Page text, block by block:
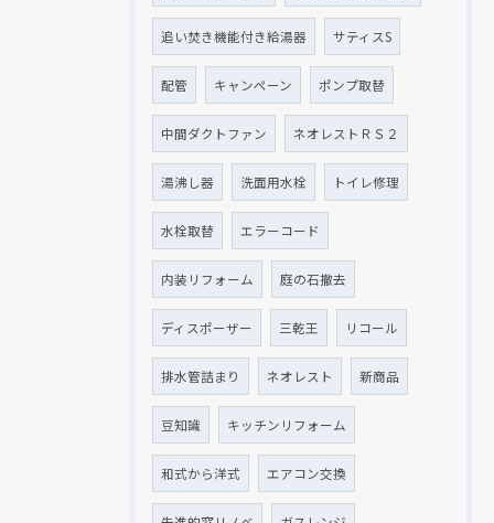
追い焚き機能付き給湯器 サティスS
配管 キャンペーン ポンプ取替
中間ダクトファン ネオレストＲＳ２
湯沸し器 洗面用水栓 トイレ修理
水栓取替 エラーコード
内装リフォーム 庭の石撤去
ディスポーザー 三乾王 リコール
排水管詰まり ネオレスト 新商品
豆知識 キッチンリフォーム
和式から洋式 エアコン交換